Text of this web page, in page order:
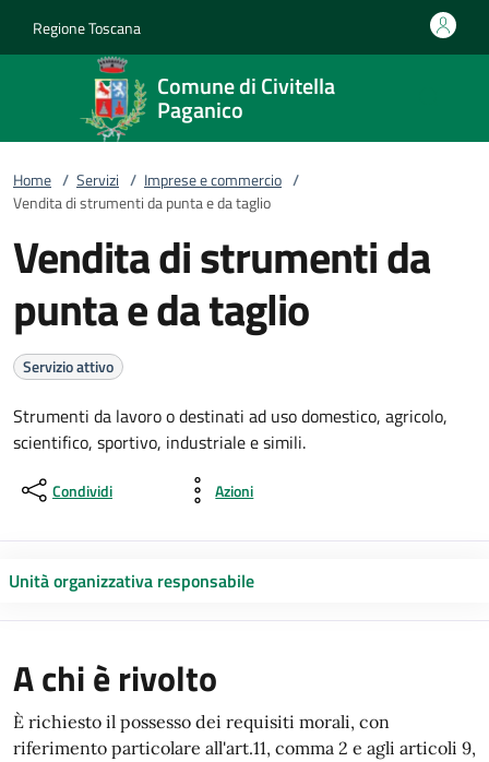
Regione Toscana
Comune di Civitella
Paganico
Home / Servizi / Imprese e commercio /
Vendita di strumenti da punta e da taglio
Vendita di strumenti da
punta e da taglio
Servizio attivo
Strumenti da lavoro o destinati ad uso domestico, agricolo,
scientifico, sportivo, industriale e simili.
Condividi Azioni
Unità organizzativa responsabile
A chi è rivolto
È richiesto il possesso dei requisiti morali, con
riferimento particolare all'art.11, comma 2 e agli articoli 9,